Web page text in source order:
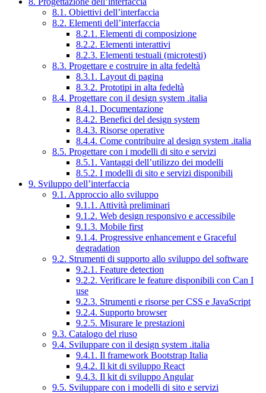
8.1. Obiettivi dell’interfaccia
8.2. Elementi dell’interfaccia
8.2.1. Elementi di composizione
8.2.2. Elementi interattivi
8.2.3. Elementi testuali (microtesti)
8.3. Progettare e costruire in alta fedeltà
8.3.1. Layout di pagina
8.3.2. Prototipi in alta fedeltà
8.4. Progettare con il design system .italia
8.4.1. Documentazione
8.4.2. Benefici del design system
8.4.3. Risorse operative
8.4.4. Come contribuire al design system .italia
8.5. Progettare con i modelli di sito e servizi
8.5.1. Vantaggi dell’utilizzo dei modelli
8.5.2. I modelli di sito e servizi disponibili
9. Sviluppo dell’interfaccia
9.1. Approccio allo sviluppo
9.1.1. Attività preliminari
9.1.2. Web design responsivo e accessibile
9.1.3. Mobile first
9.1.4. Progressive enhancement e Graceful
degradation
9.2. Strumenti di supporto allo sviluppo del software
9.2.1. Feature detection
9.2.2. Verificare le feature disponibili con Can I
use
9.2.3. Strumenti e risorse per CSS e JavaScript
9.2.4. Supporto browser
9.2.5. Misurare le prestazioni
9.3. Catalogo del riuso
9.4. Sviluppare con il design system .italia
9.4.1. Il framework Bootstrap Italia
9.4.2. Il kit di sviluppo React
9.4.3. Il kit di sviluppo Angular
9.5. Sviluppare con i modelli di sito e servizi